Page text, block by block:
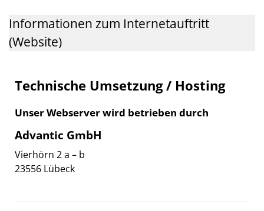
Informationen zum Internetauftritt
(Website)
Technische Umsetzung / Hosting
Unser Webserver wird betrieben durch
Advantic GmbH
Vierhörn 2 a – b
23556 Lübeck